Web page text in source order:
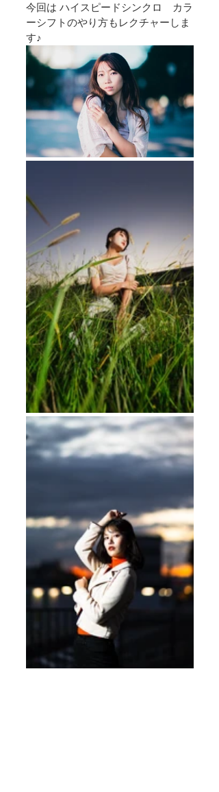
今回は ハイスピードシンクロ　カラ
ーシフトのやり方もレクチャーしま
す♪